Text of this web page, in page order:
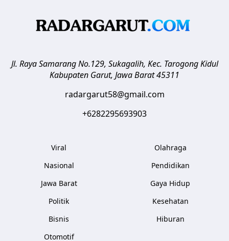
Jl. Raya Samarang No.129, Sukagalih, Kec. Tarogong Kidul
Kabupaten Garut, Jawa Barat45311
radargarut58@gmail.com
+6282295693903
Viral
Nasional
Jawa Barat
Politik
Bisnis
Otomotif
Olahraga
Pendidikan
Gaya Hidup
Kesehatan
Hiburan